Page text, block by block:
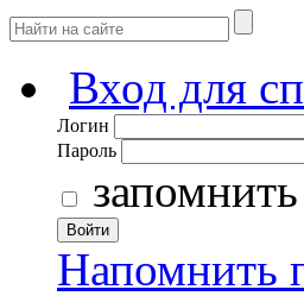
Вход для
Логин
Пароль
Войти
Напомнить